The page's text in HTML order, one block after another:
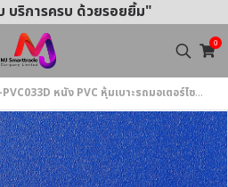
บริการครบ ด้วยรอยยิ้ม"
0
หนัง PVC หุ้มเบาะรถมอเตอร์ไซค์ หน้ากว้าง 145 ซม.